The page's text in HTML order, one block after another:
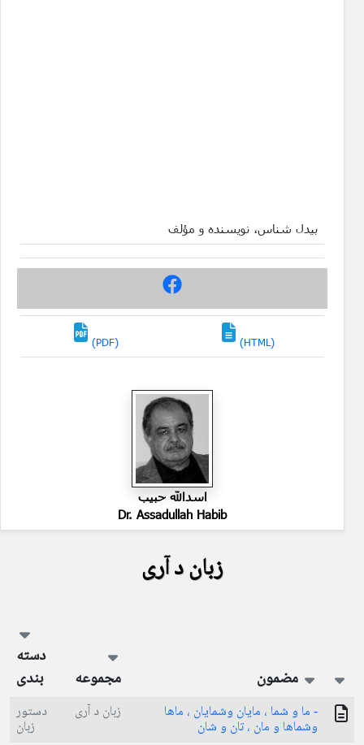
بیدل شناس، نویسنده و مؤلف
(PDF) (HTML)
اسدالله حبیب
Dr. Assadullah Habib
زبان د آری
مضمون مجموعه
دسته
بندی
- ما و شما ، مایان وشمایان ،‌ ماها
وشماها و مان ، تان و شان
زبان د آری دستور
زبان